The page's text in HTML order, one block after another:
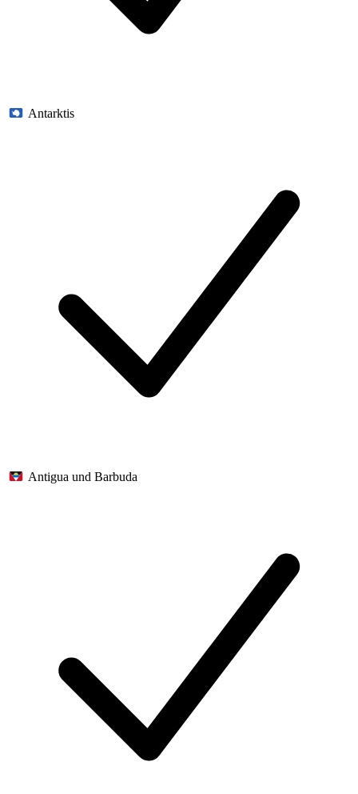
Antarktis
Antigua und Barbuda